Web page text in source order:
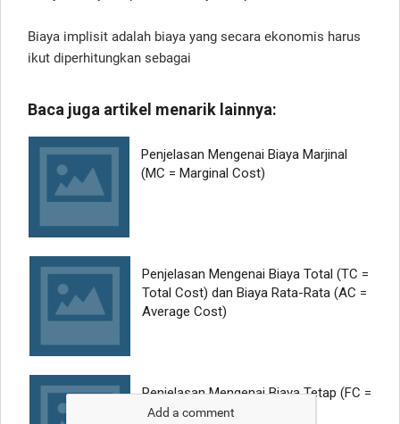
Biaya implisit adalah biaya yang secara ekonomis harus
ikut diperhitungkan sebagai
Add a comment